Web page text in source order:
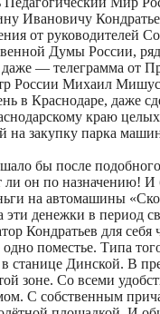
Ивановичу
от руководителей
Думы России,
— телеграмма от
России Михаил
в Краснодаре, даже
краю
на закупку парка
бы после
ли он по назначению! И
на автомашины
денежки в период
Кондратьев для себя
поместье. Типа
станице Динской. В
зоне. Со всеми
С собственным